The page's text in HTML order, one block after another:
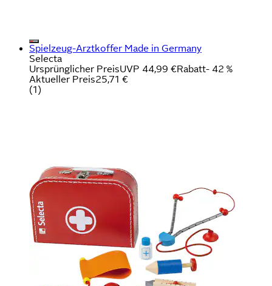
Spielzeug-Arztkoffer Made in Germany
Selecta
Ursprünglicher PreisUVP 44,99 €Rabatt- 42 %
Aktueller Preis25,71 €
(1)